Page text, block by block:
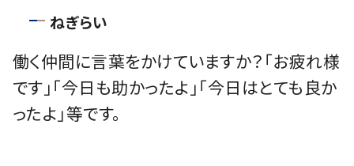
ねぎらい
働く仲間に言葉をかけていますか？「お疲れ様
です」「今日も助かったよ」「今日はとても良か
ったよ」等です。